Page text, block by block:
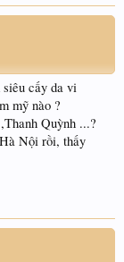
cấy da vi
mỹ nào ?
Quỳnh ...?
Nội rồi, thấy